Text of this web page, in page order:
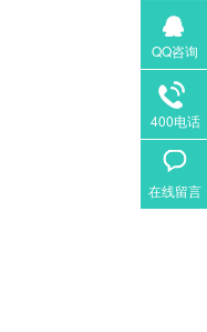
QQ咨询
400电话
在线留言